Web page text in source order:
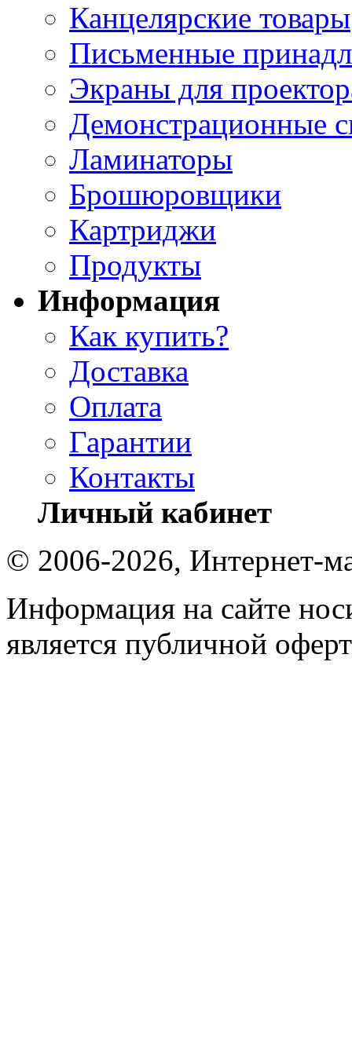
Канцелярские товары
Письменные
Экраны для
Демонстрационные
Ламинаторы
Брошюровщики
Картриджи
Продукты
Информация
Как купить?
Доставка
Оплата
Гарантии
Контакты
Личный кабинет
© 2006-2026, Интернет-
Информация на сайте
является публичной